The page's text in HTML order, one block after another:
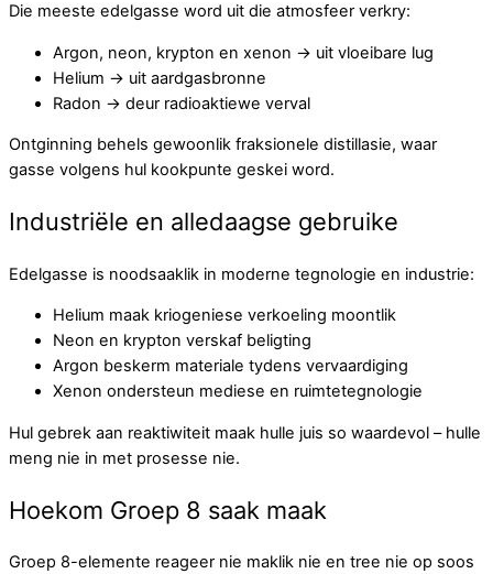
Die meeste edelgasse word uit die atmosfeer verkry:
Argon, neon, krypton en xenon → uit vloeibare lug
Helium → uit aardgasbronne
Radon → deur radioaktiewe verval
Ontginning behels gewoonlik fraksionele distillasie, waar
gasse volgens hul kookpunte geskei word.
Industriële en alledaagse gebruike
Edelgasse is noodsaaklik in moderne tegnologie en industrie:
Helium maak kriogeniese verkoeling moontlik
Neon en krypton verskaf beligting
Argon beskerm materiale tydens vervaardiging
Xenon ondersteun mediese en ruimtetegnologie
Hul gebrek aan reaktiwiteit maak hulle juis so waardevol – hulle
meng nie in met prosesse nie.
Hoekom Groep 8 saak maak
Groep 8-elemente reageer nie maklik nie en tree nie op soos